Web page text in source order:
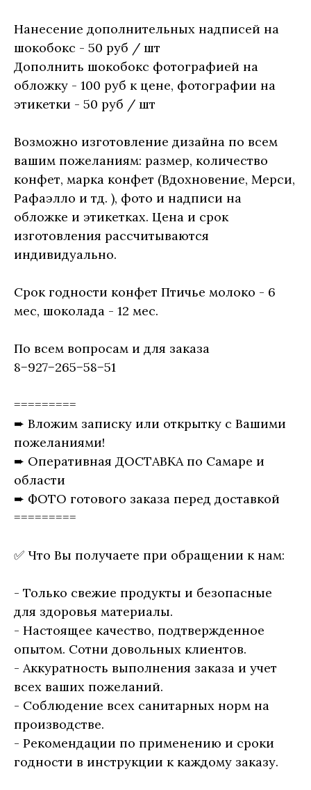
Нанесение дополнительных надписей на
шокобокс - 50 руб / шт
Дополнить шокобокс фотографией на
обложку - 100 руб к цене, фотографии на
этикетки - 50 руб / шт
Возможно изготовление дизайна по всем
вашим пожеланиям: размер, количество
конфет, марка конфет (Вдохновение, Мерси,
Рафаэлло и тд. ), фото и надписи на
обложке и этикетках. Цена и срок
изготовления рассчитываются
индивидуально.
Срок годности конфет Птичье молоко - 6
мес, шоколада - 12 мес.
По всем вопросам и для заказа
8−927−265−58−51
=========
➨ Вложим записку или открытку с Вашими
пожеланиями!
➨ Оперативная ДОСТАВКА по Самаре и
области
➨ ФОТО готового заказа перед доставкой
=========
✅ Что Вы получаете при обращении к нам:
- Только свежие продукты и безопасные
для здоровья материалы.
- Настоящее качество, подтвержденное
опытом. Сотни довольных клиентов.
- Аккуратность выполнения заказа и учет
всех ваших пожеланий.
- Соблюдение всех санитарных норм на
производстве.
- Рекомендации по применению и сроки
годности в инструкции к каждому заказу.